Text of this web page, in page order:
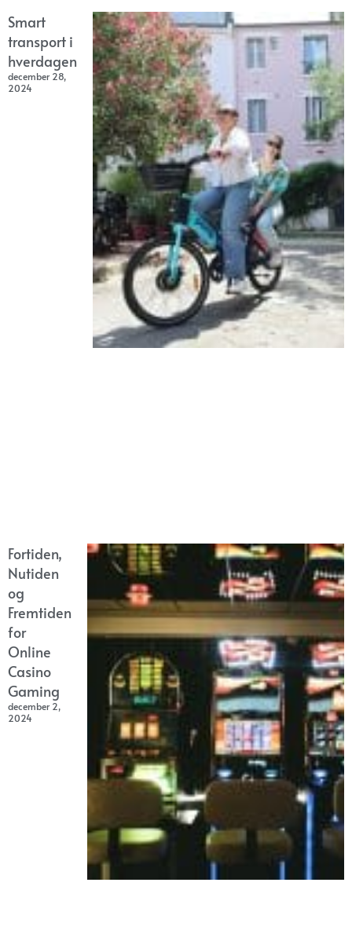
Smart
transport i
hverdagen
december 28,
2024
Fortiden,
Nutiden
og
Fremtiden
for
Online
Casino
Gaming
december 2,
2024